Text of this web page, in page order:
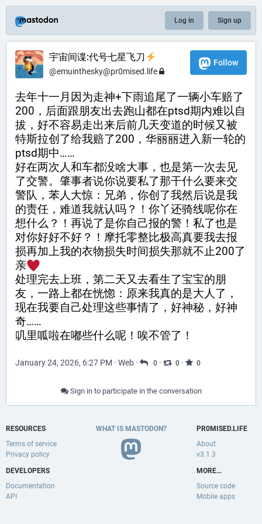
Log in Sign up
宇宙间谍:代号七星飞刀
@emuinthesky@pr0mised.life
Follow
去年十一月因为走神+下雨追尾了一辆小车赔了
200，后面跟朋友出去跑山都在ptsd期内难以自
拔，好不容易走出来后前几天变道的时候又被
特斯拉创了给我赔了200，华丽丽进入新一轮的
ptsd期中……
好在两次人和车都没啥大事，也是第一次去见
了交警。肇事者说你说要私了那干什么要来交
警队，苯人大惊：兄弟，你创了我然后说是我
的责任，难道我就认吗？！你丫还骑线呢你在
想什么？！再说了是你自己报的警！私了也是
对你好好不好？！摩托零整比极高真要我去报
损再加上我的衣物损失时间损失那就不止200了
亲
处理完去上班，第二天又去看生了宝宝的朋
友，一路上都在恍惚：原来我真的是大人了，
现在我要自己处理这些事情了，好神秘，好神
奇……
叽里呱啦在嘟些什么呢！唉不管了！
January 24, 2026, 6:27 PM · Web · 0 · 0 · 0
Sign in to participate in the conversation
RESOURCES
Terms of service
Privacy policy
DEVELOPERS
Documentation
API
WHAT IS MASTODON?
PR0MISED.LIFE
About
v3.1.3
MORE…
Source code
Mobile apps